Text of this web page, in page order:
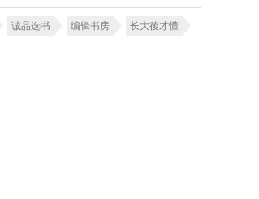
诚品选书 编辑书房 长大後才懂